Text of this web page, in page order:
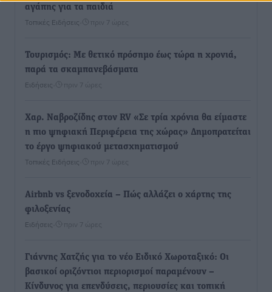
αγάπης για τα παιδιά
Τοπικές Ειδήσεις πριν 7 ώρες
Τουρισμός: Με θετικό πρόσημο έως τώρα η χρονιά,
παρά τα σκαμπανεβάσματα
Ειδήσεις πριν 7 ώρες
Χαρ. Ναβροζίδης στον RV «Σε τρία χρόνια θα είμαστε
η πιο ψηφιακή Περιφέρεια της χώρας» Δημοπρατείται
το έργο ψηφιακού μετασχηματισμού
Τοπικές Ειδήσεις πριν 7 ώρες
Airbnb vs ξενοδοχεία – Πώς αλλάζει ο χάρτης της
φιλοξενίας
Ειδήσεις πριν 7 ώρες
Γιάννης Χατζής για το νέο Ειδικό Χωροταξικό: Οι
βασικοί οριζόντιοι περιορισμοί παραμένουν –
Κίνδυνος για επενδύσεις, περιουσίες και τοπική